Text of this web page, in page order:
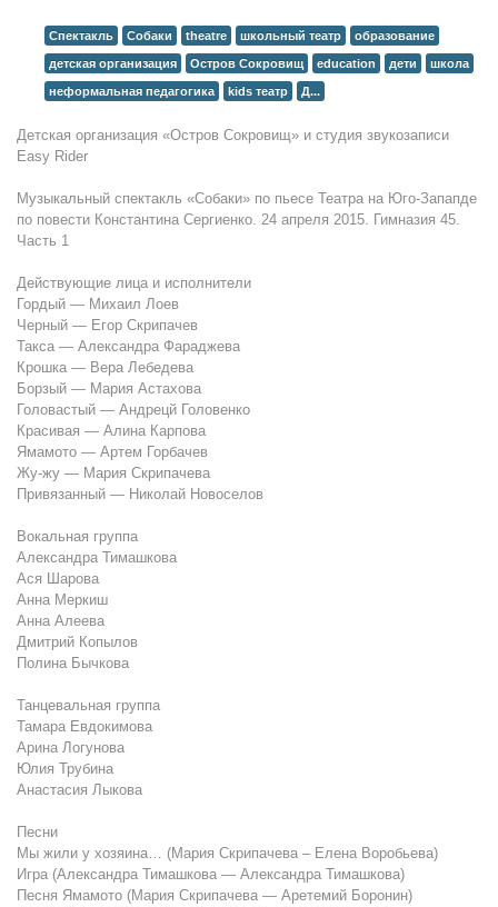
Спектакль Собаки theatre школьный театр образование
детская организация Остров Сокровищ education дети школа
неформальная педагогика kids теaтр Д...
Детская организация «Остров Сокровищ» и студия звукозаписи
Easy Rider
Музыкальный спектакль «Собаки» по пьесе Театра на Юго-Запапде
по повести Константина Сергиенко. 24 апреля 2015. Гимназия 45.
Часть 1
Действующие лица и исполнители
Гордый — Михаил Лоев
Черный — Егор Скрипачев
Такса — Александра Фараджева
Крошка — Вера Лебедева
Борзый — Мария Астахова
Головастый — Андрецй Головенко
Красивая — Алина Карпова
Ямамото — Артем Горбачев
Жу-жу — Мария Скрипачева
Привязанный — Николай Новоселов
Вокальная группа
Александра Тимашкова
Ася Шарова
Анна Меркиш
Анна Алеева
Дмитрий Копылов
Полина Бычкова
Танцевальная группа
Тамара Евдокимова
Арина Логунова
Юлия Трубина
Анастасия Лыкова
Песни
Мы жили у хозяина… (Мария Скрипачева – Елена Воробьева)
Игра (Александра Тимашкова — Александра Тимашкова)
Песня Ямамото (Мария Скрипачева — Аретемий Боронин)